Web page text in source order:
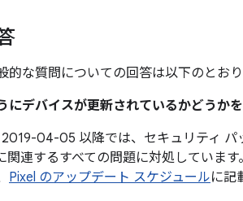
な質問についての回答は以下のとおり
にデバイスが更新されているかどうか
2019-04-05 以降では、セキュリティ
関連するすべての問題に対処していま
Pixel のアップデート スケジュールに記